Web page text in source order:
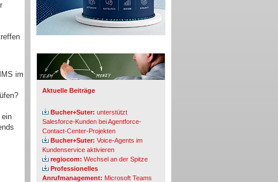
im
ein
Aktuelle Beiträge
Bucher+Suter: unterstützt
Salesforce-Kunden bei Agentforce-
Contact-Center-Projekten
Bucher+Suter: Voice-Agents im
Kundenservice aktivieren
regiocom: Wechsel an der Spitze
Professionelles
Anrufmanagement: Microsoft Teams